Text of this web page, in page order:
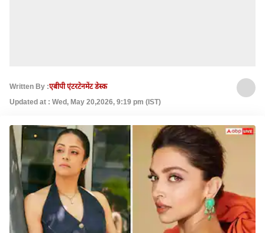
Written By :एबीपी एंटरटेनमेंट डेस्क
Updated at : Wed, May 20,2026, 9:19 pm (IST)